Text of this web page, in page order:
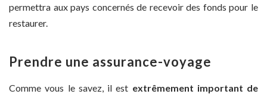
permettra aux pays concernés de recevoir des fonds pour le
restaurer.
Prendre une assurance-voyage
Comme vous le savez, il est extrêmement important de